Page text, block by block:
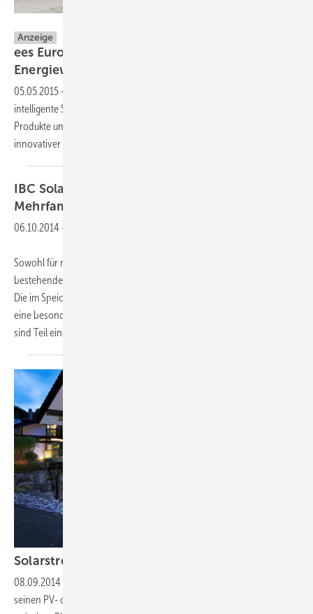
Anzeige
ees Europe - ohne Speicher keine
Energiewende
05.05.2015 -
intelligente Speicher. Die ees Europe zeigt vom 10. bis 12. Juni 2015
Produkte und Services aus der gesamten Wertschöpfungskette
innovativer Batterie- und
IBC Solar
Mehrfamilienhäuser
06.10.2014 -
Sowohl für neue Photovoltaikanlagen als auch für die Aufrüstung
bestehender Anlagen bietet IBC den Lithiumspeicher Solstore 6.5 Li.
Die im Speicher verwendeten Lithium-Zellen weisen laut Hersteller
eine besonders hohe mechanische und thermische Stabilität auf und
sind Teil eines
Solarstrom
08.09.2014
seinen PV- oder BHKW-Strom speichern will, hat derzeit die Wahl